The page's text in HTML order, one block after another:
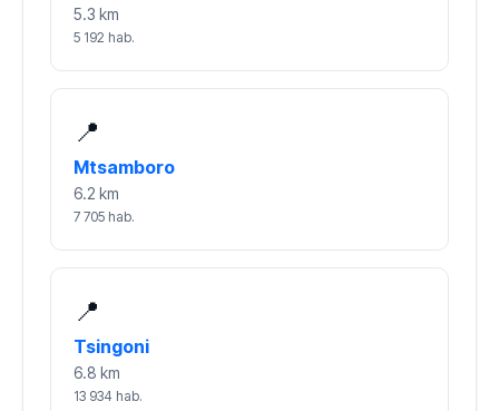
5.3 km
5 192 hab.
📍
Mtsamboro
6.2 km
7 705 hab.
📍
Tsingoni
6.8 km
13 934 hab.